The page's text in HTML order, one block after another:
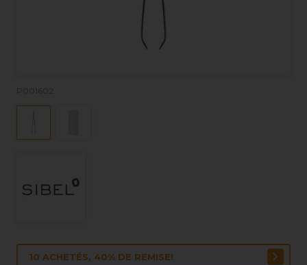
P001602
10 ACHETÉS, 40% DE REMISE!